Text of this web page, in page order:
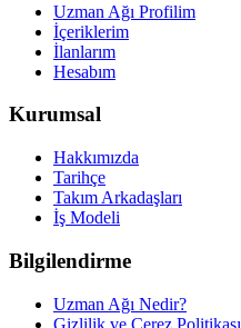
Uzman Ağı Profilim
İçeriklerim
İlanlarım
Hesabım
Kurumsal
Hakkımızda
Tarihçe
Takım Arkadaşları
İş Modeli
Bilgilendirme
Uzman Ağı Nedir?
Gizlilik ve Çerez Politikası